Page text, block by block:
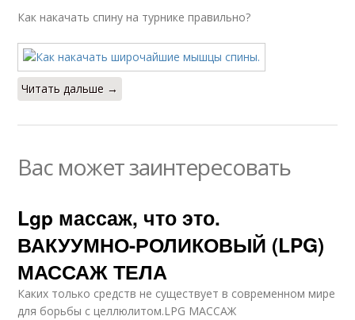
Как накачать спину на турнике правильно?
Читать дальше →
Вас может заинтересовать
Lgp массаж, что это.
ВАКУУМНО-РОЛИКОВЫЙ (LPG)
МАССАЖ ТЕЛА
Каких только средств не существует в современном мире
для борьбы с целлюлитом.LPG МАССАЖ